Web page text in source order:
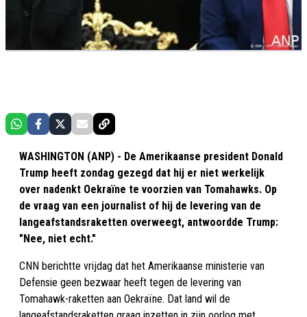
WASHINGTON (ANP) - De Amerikaanse president Donald
Trump heeft zondag gezegd dat hij er niet werkelijk
over nadenkt Oekraïne te voorzien van Tomahawks. Op
de vraag van een journalist of hij de levering van de
langeafstandsraketten overweegt, antwoordde Trump:
"Nee, niet echt."
CNN berichtte vrijdag dat het Amerikaanse ministerie van
Defensie geen bezwaar heeft tegen de levering van
Tomahawk-raketten aan Oekraïne. Dat land wil de